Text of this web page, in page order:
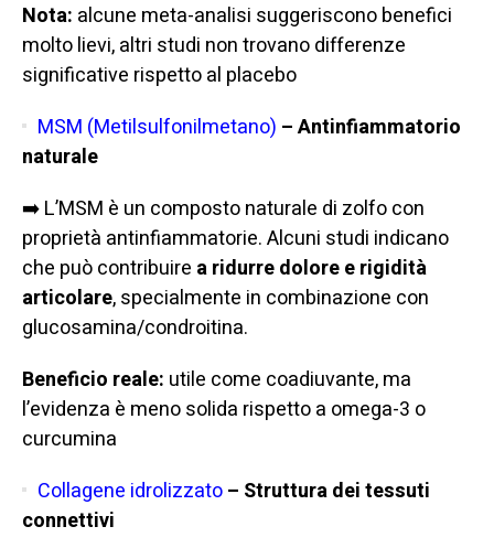
Nota: alcune meta-analisi suggeriscono benefici
molto lievi, altri studi non trovano differenze
significative rispetto al placebo
MSM (Metilsulfonilmetano) – Antinfiammatorio
naturale
➡️ L’MSM è un composto naturale di zolfo con
proprietà antinfiammatorie. Alcuni studi indicano
che può contribuire a ridurre dolore e rigidità
articolare, specialmente in combinazione con
glucosamina/condroitina.
Beneficio reale: utile come coadiuvante, ma
l’evidenza è meno solida rispetto a omega-3 o
curcumina
Collagene idrolizzato– Struttura dei tessuti
connettivi